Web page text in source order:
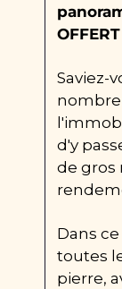
OFFERT
Saviez-
d'y
de gros
Dans
toutes
pierre,